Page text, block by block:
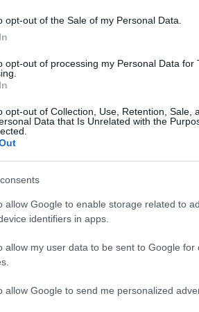
opt-out of the Sale of my Personal Data.
opt-out of processing my Personal Data for
opt-out of Collection, Use, Retention, Sale,
Data that Is Unrelated with the
allow Google to enable storage related to
identifiers in apps.
allow my user data to be sent to Google for
allow Google to send me personalized
Luca filmje is. ACsoszogj úgyegy
a gyászoló kislányának
közti feszültségeket és az
szerepek.
Talents Sarajevo programon 71 fiatal